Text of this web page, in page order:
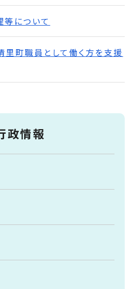
等について
里町職員として働く方を支援
政情報